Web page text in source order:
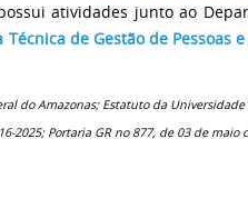
atividades junto ao
de Gestão de Pessoas
do Amazonas; Estatuto da Universidade
Portaria GR no 877, de 03 de maio